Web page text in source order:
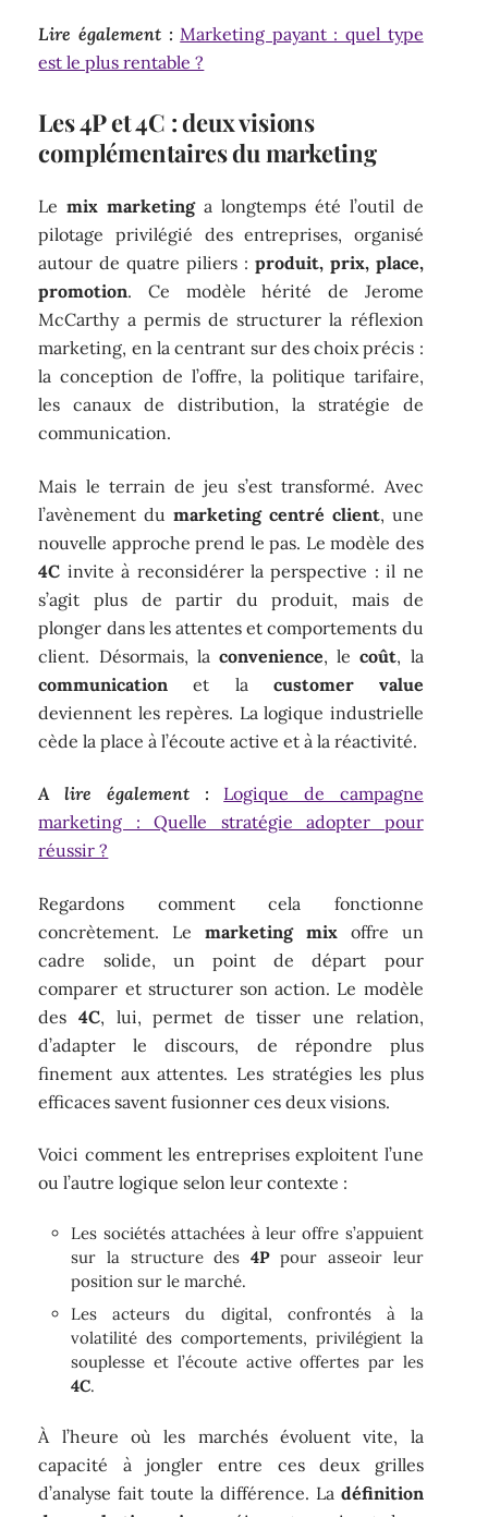
Lire également : Marketing payant : quel type
est le plus rentable ?
Les 4P et 4C : deux visions
complémentaires du marketing
Lemix marketinga longtemps été l’outil de
pilotage privilégié des entreprises, organisé
autour de quatre piliers : produit, prix, place,
promotion. Ce modèle hérité de Jerome
McCarthy a permis de structurer la réflexion
marketing, en la centrant sur des choix précis :
la conception de l’offre, la politique tarifaire,
les canaux de distribution, la stratégie de
communication.
Mais le terrain de jeu s’est transformé. Avec
l’avènement dumarketing centré client, une
nouvelle approche prend le pas. Le modèle des
4C invite à reconsidérer la perspective : il ne
s’agit plus de partir du produit, mais de
plonger dans les attentes et comportements du
client. Désormais, la convenience, lecoût, la
communication et la customer value
deviennent les repères. La logique industrielle
cède la place à l’écoute active et à la réactivité.
A lire également :
Logique de campagne
marketing : Quelle stratégie adopter pour
réussir ?
Regardons comment cela fonctionne
concrètement. Lemarketing mix offre un
cadre solide, un point de départ pour
comparer et structurer son action. Le modèle
des 4C, lui, permet de tisser une relation,
d’adapter le discours, de répondre plus
finement aux attentes. Les stratégies les plus
efficaces savent fusionner ces deux visions.
Voici comment les entreprises exploitent l’une
ou l’autre logique selon leur contexte :
Les sociétés attachées à leur offre s’appuient
sur la structure des 4Ppour asseoir leur
position sur le marché.
Les acteurs du digital, confrontés à la
volatilité des comportements, privilégient la
souplesse et l’écoute active offertes par les
4C.
À l’heure où les marchés évoluent vite, la
capacité à jongler entre ces deux grilles
d’analyse fait toute la différence. La définition